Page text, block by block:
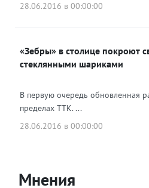
28.06.2016 в 00:00:00
«Зебры» в столице покроют
стеклянными шариками
В первую очередь обновленная
пределах ТТК. ...
28.06.2016 в 00:00:00
Мнения